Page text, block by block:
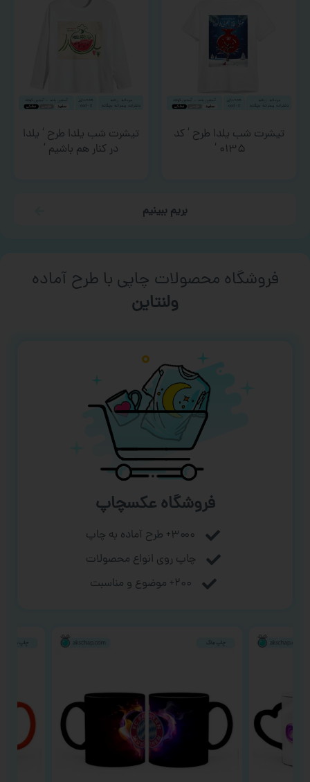
تیشرت شب یلدا طرح ‘ کد
۰۱۳۵ ‘
تیشرت شب یلدا طرح ‘ یلدا
در کنار هم باشیم ‘
بریم ببینیم
فروشگاه محصولات چاپی با طرح آماده
ورزشی
فروشگاه عکسچاپ
۳۰۰۰+ طرح آماده به چاپ
چاپ روی انواع محصولات
۲۰۰+ موضوع و مناسبت